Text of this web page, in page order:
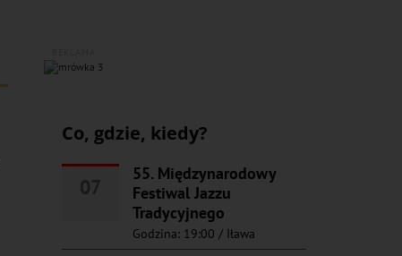
Co, gdzie, kiedy?
55. Międzynarodowy
Festiwal Jazzu
Tradycyjnego
Godzina: 19:00 / Iława